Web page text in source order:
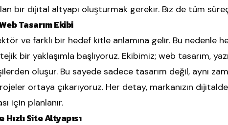
bir dijital altyapı oluşturmak gerekir. Biz de tüm
Tasarım Ekibi
ve farklı bir hedef kitle anlamına gelir. Bu nedenle
bir yaklaşımla başlıyoruz. Ekibimiz; web tasarım,
oluşur. Bu sayede sadece tasarım değil, aynı
ortaya çıkarıyoruz. Her detay, markanızın
için planlanır.
Site Altyapısı